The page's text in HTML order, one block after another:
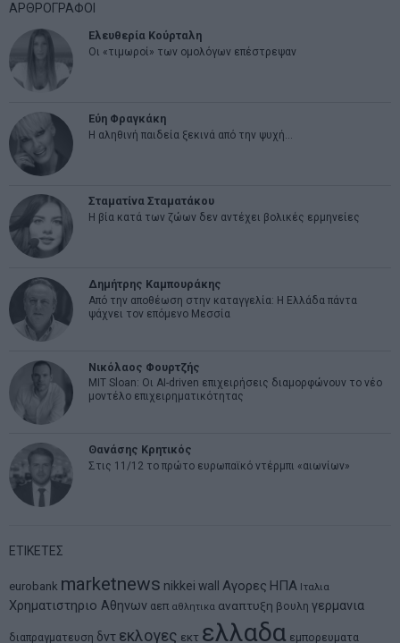
ΑΡΘΡΟΓΡΑΦΟΙ
Ελευθερία Κούρταλη
Οι «τιμωροί» των ομολόγων επέστρεψαν
Εύη Φραγκάκη
Η αληθινή παιδεία ξεκινά από την ψυχή…
Σταματίνα Σταματάκου
Η βία κατά των ζώων δεν αντέχει βολικές ερμηνείες
Δημήτρης Καμπουράκης
Από την αποθέωση στην καταγγελία: Η Ελλάδα πάντα
ψάχνει τον επόμενο Μεσσία
Νικόλαος Φουρτζής
MIT Sloan: Οι AI-driven επιχειρήσεις διαμορφώνουν το νέο
μοντέλο επιχειρηματικότητας
Θανάσης Κρητικός
Στις 11/12 το πρώτο ευρωπαϊκό ντέρμπι «αιωνίων»
ΕΤΙΚΕΤΕΣ
eurobank marketnews nikkei wall Αγορες ΗΠΑ Ιταλια
Χρηματιστηριο Αθηνων αεπ αθλητικα αναπτυξη βουλη γερμανια
διαπραγματευση δντ εκλογες εκτ ελλαδα εμπορευματα